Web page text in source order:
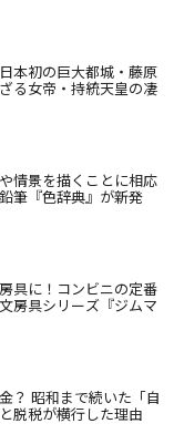
本初の巨大都城・藤原
る女帝・持統天皇の凄
情景を描くことに相応
筆『色辞典』が新発
具に！コンビニの定番
房具シリーズ『ジムマ
？ 昭和まで続いた「自
脱税が横行した理由